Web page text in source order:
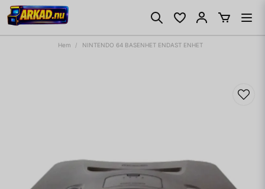
Hem NINTENDO 64 BASENHET ENDAST ENHET